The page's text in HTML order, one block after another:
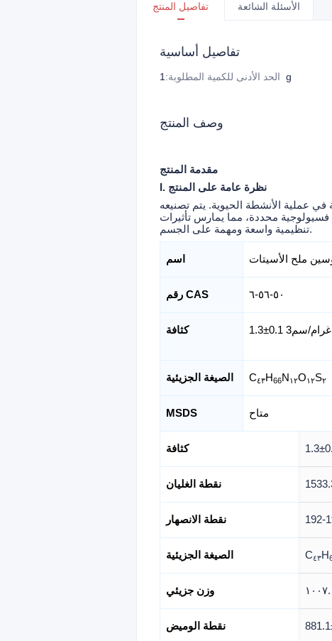
تفاصيل المنتج الأسئلة الشائعة
تفاصيل أساسية
الحد الأدنى للكمية المطلوبة: 1g
وصف المنتج
مقدمة المنتج
I. نظرة عامة على المنتج
عملية الأنشطة الحيوية. يتم تصنيعه
محددة، مما يمارس تأثيرات
تنظيمية واسعة ومهمة على الجسم.
اسم ملح الأسيتات
رقم CAS ٥٠-٥٦-٦
كثافة 1.3±0.1 غرام/سم3
الصيغة الجزيئية C٤٣H66N ١٢O١٢S٢
MSDS متاح
كثافة
نقطة الغليان
نقطة الانصهار
الصيغة الجزيئية C٤٣H
وزن جزيئي
نقطة الوميض